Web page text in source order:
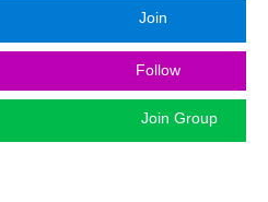
Join
Follow
Join Group